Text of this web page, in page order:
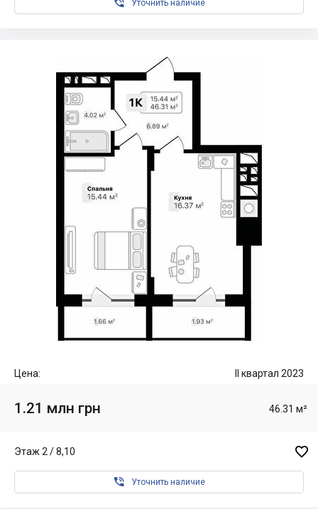
 Уточнить наличие
Цена: II квартал 2023
1.21 млн грн 46.31 м²
Этаж 2 / 8,10 
 Уточнить наличие